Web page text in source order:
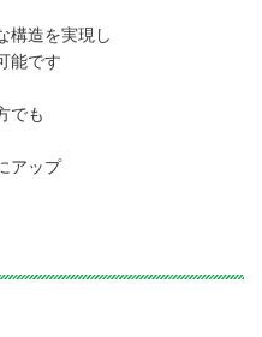
構造を実現し
能です
でも
アップ